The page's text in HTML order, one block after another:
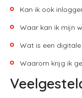
Kan ik ook
Waar kan ik mijn
Wat is een
Waarom krijg ik